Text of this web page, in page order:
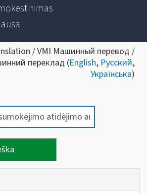
/ VMI Машинный перевод /
переклад (English, Русский,
Українська)